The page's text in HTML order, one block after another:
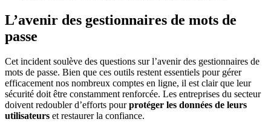
L’avenir des gestionnaires de mots de
passe
Cet incident soulève des questions sur l’avenir des gestionnaires de
mots de passe. Bien que ces outils restent essentiels pour gérer
efficacement nos nombreux comptes en ligne, il est clair que leur
sécurité doit être constamment renforcée. Les entreprises du secteur
doivent redoubler d’efforts pourprotéger les données de leurs
utilisateurs et restaurer la confiance.